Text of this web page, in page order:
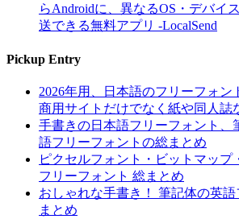
らAndroidに、異なるOS・デバイ
送できる無料アプリ -LocalSend
Pickup Entry
2026年用、日本語のフリーフォン
商用サイトだけでなく紙や同人誌
手書きの日本語フリーフォント、
語フリーフォントの総まとめ
ピクセルフォント・ビットマップ
フリーフォント 総まとめ
おしゃれな手書き！ 筆記体の英
まとめ